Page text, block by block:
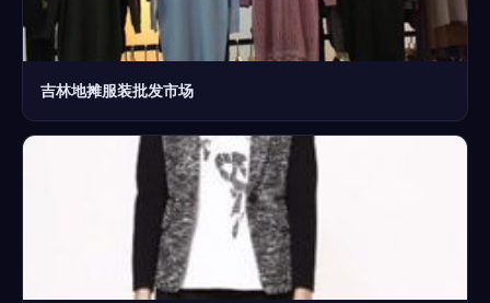
吉林地摊服装批发市场